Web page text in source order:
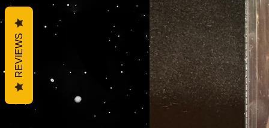
REVIEWS